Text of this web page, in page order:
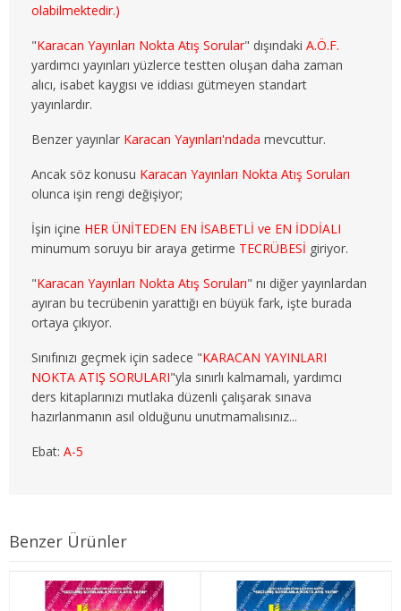
1. SINIF 2. YARIYIL ÇEKO
2. SINIF 3. YARIYIL ÇEKO
2. SINIF 4. YARIYIL ÇEKO
3. SINIF 5. YARIYIL ÇEKO
3. SINIF 6. YARIYIL ÇEKO
4. SINIF 8. YARIYIL ÇEKO
ULUSLARARASI İLİŞKİLER
1. SINIF 1. YARIYIL ULUSLARARASI İLŞ
1. SINIF 2. YARIYIL ULUSLARARASI İLŞ
3. SINIF 5. YARIYIL ULUSLARARASI İLŞ
3. SINIF 6. YARIYIL ULUSLARARASI İLŞ
olabilmektedir.)
"Karacan Yayınları Nokta Atış Sorular" dışındaki A.Ö.F.
yardımcı yayınları yüzlerce testten oluşan daha zaman
alıcı, isabet kaygısı ve iddiası gütmeyen standart
yayınlardır.
Benzer yayınlar Karacan Yayınları'ndada mevcuttur.
Ancak söz konusu Karacan Yayınları Nokta Atış Soruları
olunca işin rengi değişiyor;
İşin içine HER ÜNİTEDEN EN İSABETLİ ve EN İDDİALI
minumum soruyu bir araya getirme TECRÜBESİ giriyor.
"Karacan Yayınları Nokta Atış Soruları" nı diğer yayınlardan
ayıran bu tecrübenin yarattığı en büyük fark, işte burada
ortaya çıkıyor.
Sınıfınızı geçmek için sadece "KARACAN YAYINLARI
NOKTA ATIŞ SORULARI"yla sınırlı kalmamalı, yardımcı
ders kitaplarınızı mutlaka düzenli çalışarak sınava
hazırlanmanın asıl olduğunu unutmamalısınız...
Ebat: A-5
Benzer Ürünler